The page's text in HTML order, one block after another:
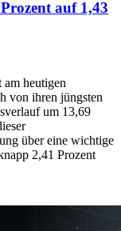
auf 1,43
heutigen
von ihren jüngsten
um 13,69
über eine wichtige
2,41 Prozent